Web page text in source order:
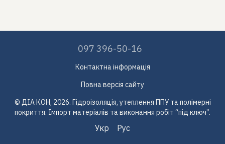
097 396-50-16
Контактна інформація
Повна версія сайту
© ДІА КОН, 2026. Гідроізоляція, утеплення ППУ та полімерні
покриття. Імпорт матеріалів та виконання робіт “під ключ”.
Укр Рус